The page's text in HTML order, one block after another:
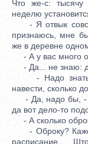
Что же-с: тысячу
неделю
- Я отвык
признаюсь, мне
же в деревне
- А у вас много
- Да... не знаю:
- Надо знать-с:
навести, сколько
- Да, надо бы, -
да вот дело-то
- А сколько
- Оброку?
расписание...